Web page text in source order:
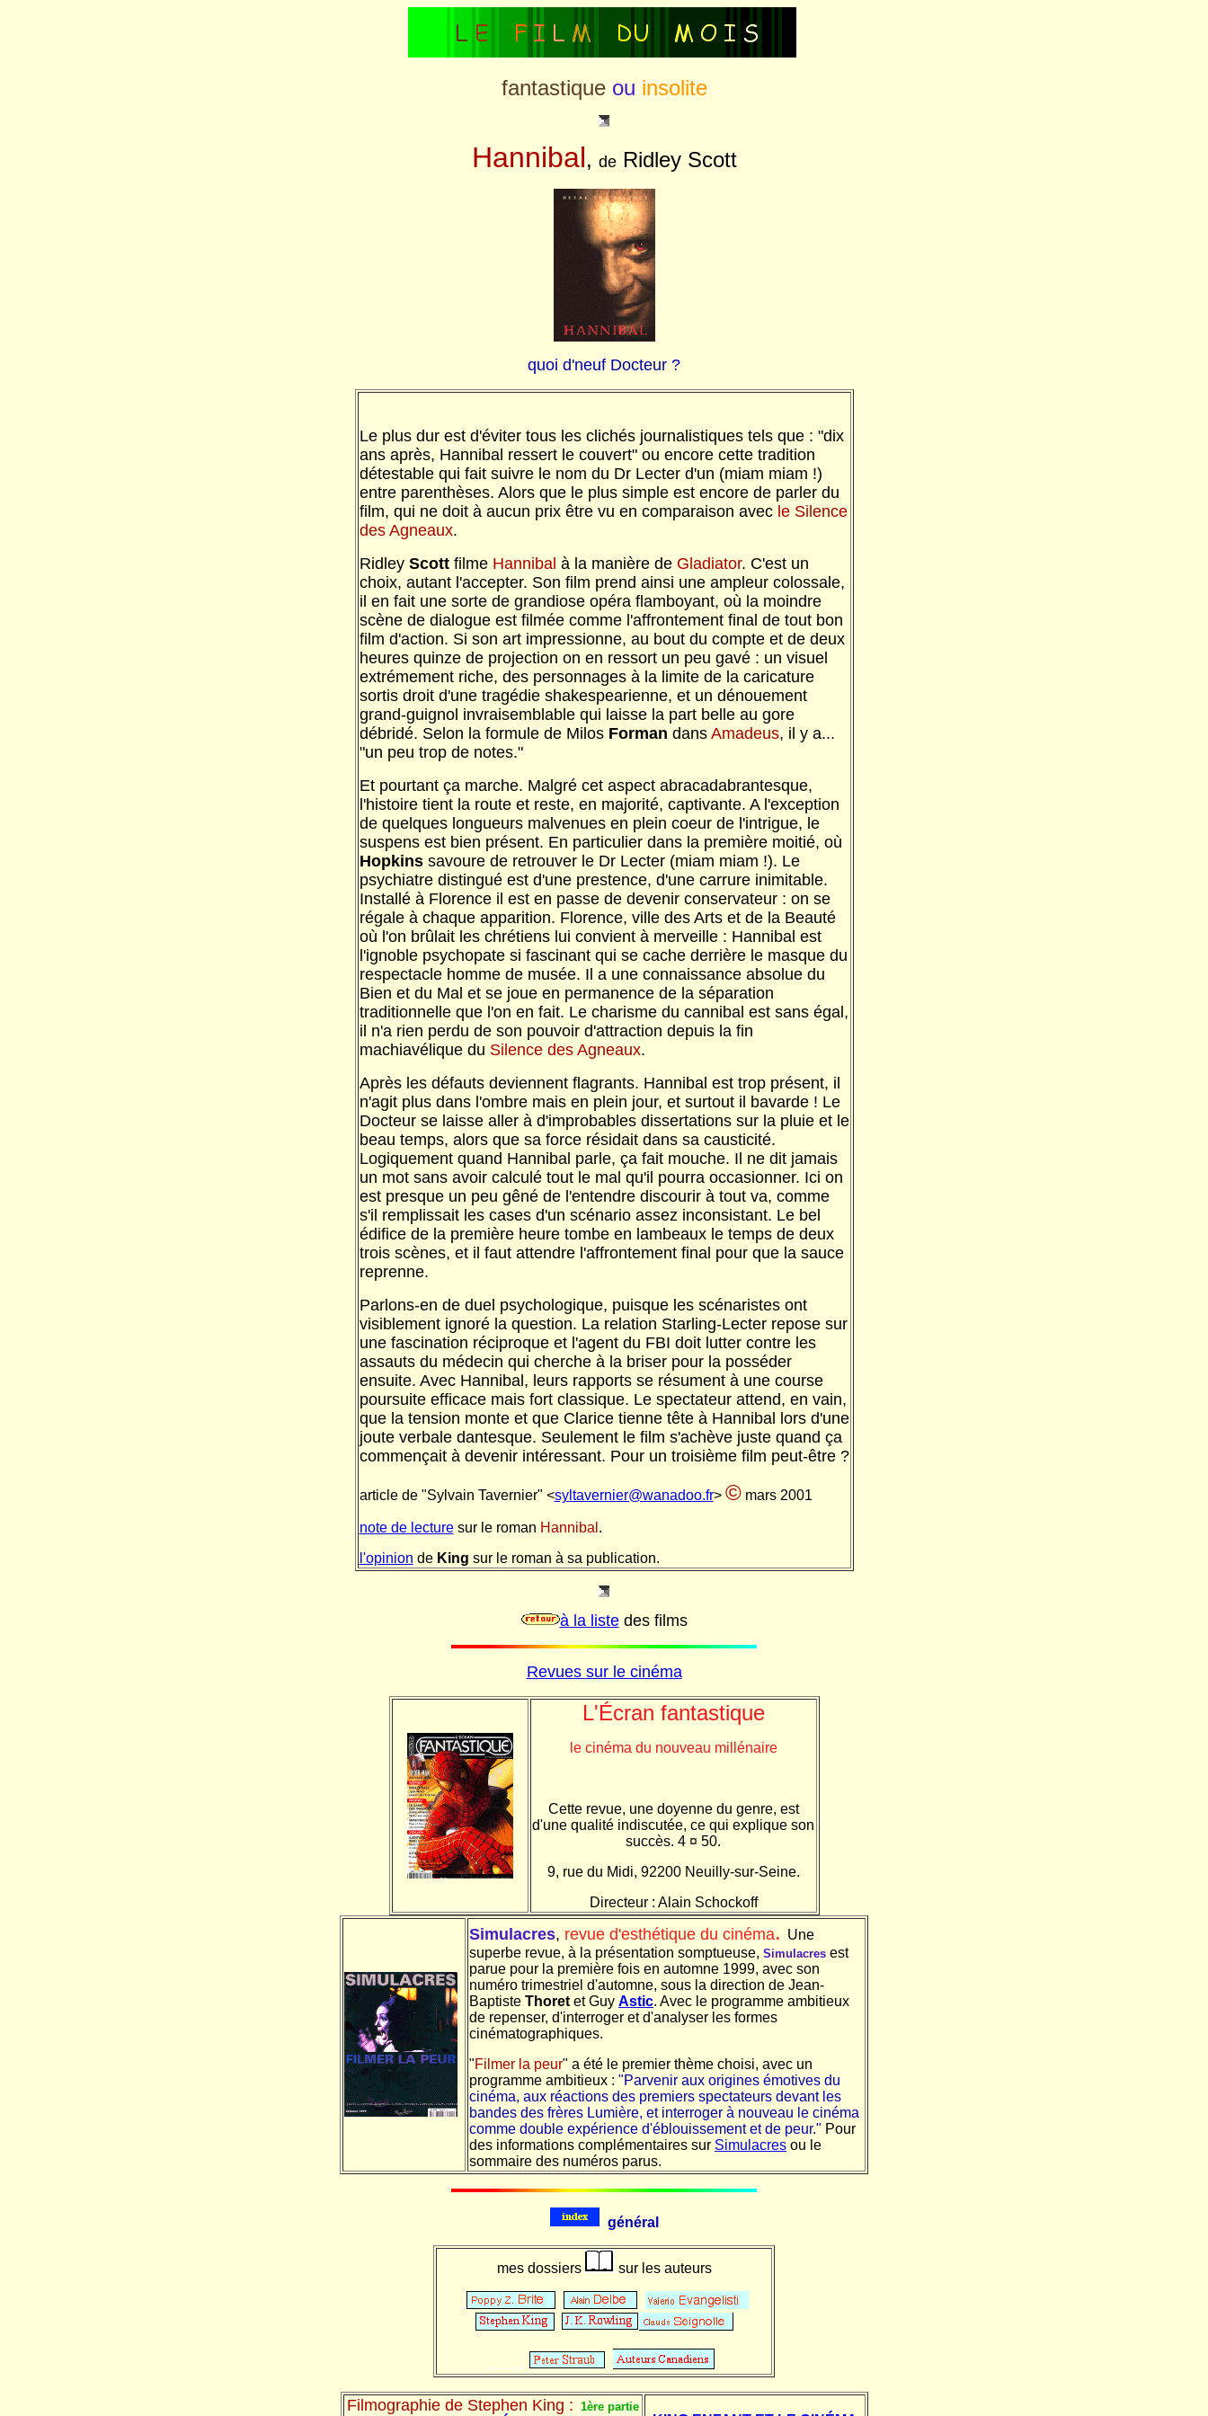
fantastiqueou insolite
Hannibal, de Ridley Scott
quoi d'neuf Docteur ?
Le plus dur est d'éviter tous les clichés journalistiques tels que : "dix
ans après, Hannibal ressert le couvert" ou encore cette tradition
détestable qui fait suivre le nom du Dr Lecter d'un (miam miam !)
entre parenthèses. Alors que le plus simple est encore de parler du
film, qui ne doit à aucun prix être vu en comparaison avec le Silence
des Agneaux.
Ridley Scottfilme Hannibal à la manière de Gladiator. C'est un
choix, autant l'accepter. Son film prend ainsi une ampleur colossale,
il en fait une sorte de grandiose opéra flamboyant, où la moindre
scène de dialogue est filmée comme l'affrontement final de tout bon
film d'action. Si son art impressionne, au bout du compte et de deux
heures quinze de projection on en ressort un peu gavé : un visuel
extrémement riche, des personnages à la limite de la caricature
sortis droit d'une tragédie shakespearienne, et un dénouement
grand-guignol invraisemblable qui laisse la part belle au gore
débridé. Selon la formule de Milos Forman dans Amadeus, il y a...
"un peu trop de notes."
Et pourtant ça marche. Malgré cet aspect abracadabrantesque,
l'histoire tient la route et reste, en majorité, captivante. A l'exception
de quelques longueurs malvenues en plein coeur de l'intrigue, le
suspens est bien présent. En particulier dans la première moitié, où
Hopkinssavoure de retrouver le Dr Lecter (miam miam !). Le
psychiatre distingué est d'une prestence, d'une carrure inimitable.
Installé à Florence il est en passe de devenir conservateur : on se
régale à chaque apparition. Florence, ville des Arts et de la Beauté
où l'on brûlait les chrétiens lui convient à merveille : Hannibal est
l'ignoble psychopate si fascinant qui se cache derrière le masque du
respectacle homme de musée. Il a une connaissance absolue du
Bien et du Mal et se joue en permanence de la séparation
traditionnelle que l'on en fait. Le charisme du cannibal est sans égal,
il n'a rien perdu de son pouvoir d'attraction depuis la fin
machiavélique du Silence des Agneaux.
Après les défauts deviennent flagrants. Hannibal est trop présent, il
n'agit plus dans l'ombre mais en plein jour, et surtout il bavarde ! Le
Docteur se laisse aller à d'improbables dissertations sur la pluie et le
beau temps, alors que sa force résidait dans sa causticité.
Logiquement quand Hannibal parle, ça fait mouche. Il ne dit jamais
un mot sans avoir calculé tout le mal qu'il pourra occasionner. Ici on
est presque un peu gêné de l'entendre discourir à tout va, comme
s'il remplissait les cases d'un scénario assez inconsistant. Le bel
édifice de la première heure tombe en lambeaux le temps de deux
trois scènes, et il faut attendre l'affrontement final pour que la sauce
reprenne.
Parlons-en de duel psychologique, puisque les scénaristes ont
visiblement ignoré la question. La relation Starling-Lecter repose sur
une fascination réciproque et l'agent du FBI doit lutter contre les
assauts du médecin qui cherche à la briser pour la posséder
ensuite. Avec Hannibal, leurs rapports se résument à une course
poursuite efficace mais fort classique. Le spectateur attend, en vain,
que la tension monte et que Clarice tienne tête à Hannibal lors d'une
joute verbale dantesque. Seulement le film s'achève juste quand ça
commençait à devenir intéressant. Pour un troisième film peut-être ?
article de "Sylvain Tavernier" <syltavernier@wanadoo.fr> ©mars 2001
note de lecturesur le roman Hannibal .
l'opinion de King sur le roman à sa publication.
à la listedes films
Revues sur le cinéma
L'Écran fantastique
le cinéma du nouveau millénaire
Cette revue, une doyenne du genre, est
d'une qualité indiscutée, ce qui explique son
succès. 4 ¤ 50.
9, rue du Midi, 92200 Neuilly-sur-Seine.
Directeur : Alain Schockoff
Simulacres, revue d'esthétique du cinéma. Une
superbe revue, à la présentation somptueuse, Simulacres est
parue pour la première fois en automne 1999, avec son
numéro trimestriel d'automne, sous la direction de Jean-
Baptiste Thoret et Guy Astic. Avec le programme ambitieux
de repenser, d'interroger et d'analyser les formes
cinématographiques.
"Filmer la peur" a été le premier thème choisi, avec un
programme ambitieux : "Parvenir aux origines émotives du
cinéma, aux réactions des premiers spectateurs devant les
bandes des frères Lumière, et interroger à nouveau le cinéma
comme double expérience d'éblouissement et de peur." Pour
des informations complémentaires sur Simulacres ou le
sommaire des numéros parus.
..général
mes dossiers sur les auteurs
. .
..
.
. .. . .... .. .
Filmographie de Stephen King : .1ère partie